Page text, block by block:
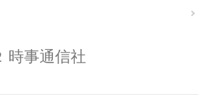
時事通信社